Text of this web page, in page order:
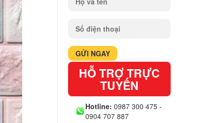
HỖ TRỢ TRỰC
TUYẾN
Hotline: 0987 300 475 -
0904 707 887